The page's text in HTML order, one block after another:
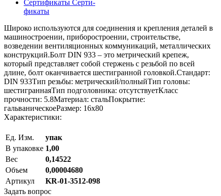
Сертификаты Серти-
фикаты
Широко используются для соединения и крепления деталей в
машиностроении, приборостроении, строительстве,
возведении вентиляционных коммуникаций, металлических
конструкций.Болт DIN 933 – это метрический крепеж,
который представляет собой стержень с резьбой по всей
длине, болт оканчивается шестигранной головкой.Стандарт:
DIN 933Тип резьбы: метрический/полныйТип головы:
шестиграннаяТип подголовника: отсутствуетКласс
прочности: 5.8Материал: стальПокрытие:
гальваническоеРазмер: 16х80
Характеристики:
Ед. Изм.
упак
В упаковке 1,00
Вес
0,14522
Объем
0,00004680
Артикул
KR-01-3512-098
Задать вопрос